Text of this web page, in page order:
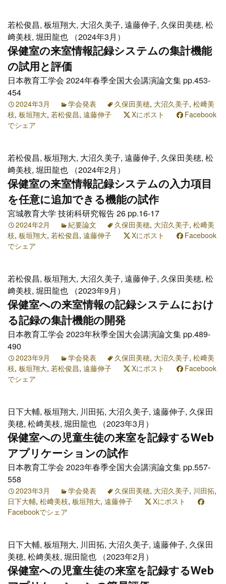
若松俊昌, 板垣翔大, 大沼久美子, 遠藤伸子, 久保田美穂, 松
﨑美枝, 堀田龍也 （2024年3月）
保健室の来室情報記録システムの集計機能
の試用と評価
日本教育工学会 2024年春季全国大会講演論文集 pp.453-
454
2024年3月 学会発表 久保田美穂, 大沼久美子, 松﨑美
枝, 板垣翔大, 若松俊昌, 遠藤伸子 Xにポスト
Facebook
でシェア
若松俊昌, 板垣翔大, 大沼久美子, 遠藤伸子, 久保田美穂, 松
﨑美枝, 堀田龍也 （2024年2月）
保健室の来室情報記録システムの入力項目
を任意に追加できる機能の試作
宮城教育大学 技術科研究報告 26 pp.16-17
2024年2月 紀要論文 久保田美穂, 大沼久美子, 松﨑美
枝, 板垣翔大, 若松俊昌, 遠藤伸子 Xにポスト
Facebook
でシェア
若松俊昌, 板垣翔大, 大沼久美子, 遠藤伸子, 久保田美穂, 松
﨑美枝, 堀田龍也 （2023年9月）
保健室への来室情報の記録システムにおけ
る記録の集計機能の開発
日本教育工学会 2023年秋季全国大会講演論文集 pp.489-
490
2023年9月 学会発表 久保田美穂, 大沼久美子, 松﨑美
枝, 板垣翔大, 若松俊昌, 遠藤伸子 Xにポスト
Facebook
でシェア
日下大輔, 板垣翔大, 川田拓, 大沼久美子, 遠藤伸子, 久保田
美穂, 松﨑美枝, 堀田龍也 （2023年3月）
保健室への児童生徒の来室を記録するWeb
アプリケーションの試作
日本教育工学会 2023年春季全国大会講演論文集 pp.557-
558
2023年3月 学会発表 久保田美穂, 大沼久美子, 川田拓,
日下大輔, 松﨑美枝, 板垣翔大, 遠藤伸子
Xにポスト
Facebookでシェア
日下大輔, 板垣翔大, 川田拓, 大沼久美子, 遠藤伸子, 久保田
美穂, 松﨑美枝, 堀田龍也 （2023年2月）
保健室への児童生徒の来室を記録するWeb